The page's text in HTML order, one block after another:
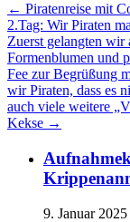
← Piratenreise mit
2.Tag: Wir Piraten
Zuerst gelangten wir
Formenblumen und
Fee zur Begrüßung
wir Piraten, dass es
auch viele weitere
Kekse →
9. Januar 2025